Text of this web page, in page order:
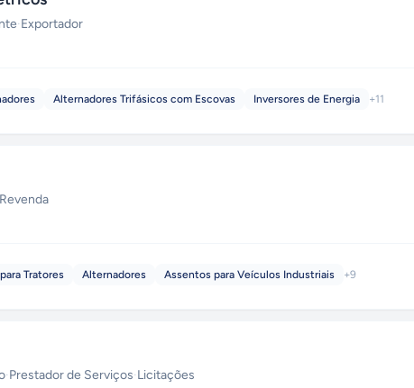
·Exportador
Alternadores Trifásicos com Escovas Inversores de Energia +11
Revenda
Tratores Alternadores Assentos para Veículos Industriais +9
·Prestador de Serviços·Licitações